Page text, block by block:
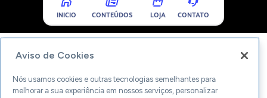
INICIO CONTEÚDOS LOJA CONTATO
Aviso de Cookies
Nós usamos cookies e outras tecnologias semelhantes para
melhorar a sua experiência em nossos serviços, personalizar